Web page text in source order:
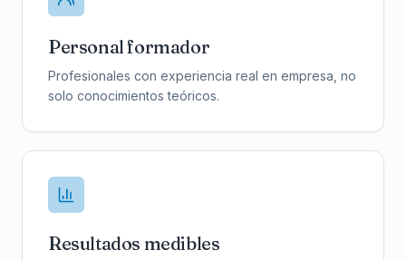
Personal formador
Profesionales con experiencia real en empresa, no
solo conocimientos teóricos.
Resultados medibles